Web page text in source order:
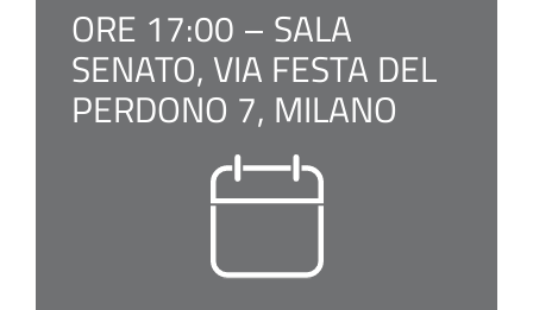
ORE 17:00 – SALA
SENATO, VIA FESTA DEL
PERDONO 7, MILANO